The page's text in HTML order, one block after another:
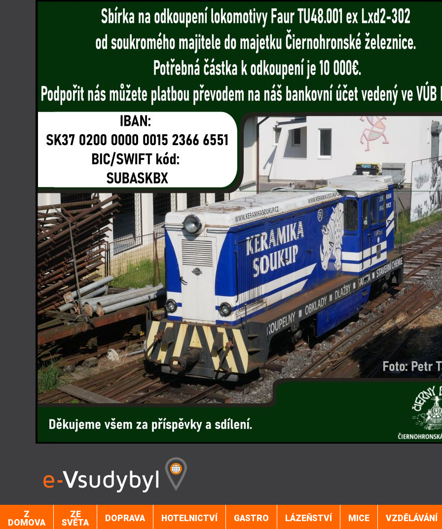
Z
DOMOVA
ZE
SVĚTA
DOPRAVA HOTELNICTVÍ GASTRO LÁZEŇSTVÍ MICE VZDĚLÁVÁNÍ